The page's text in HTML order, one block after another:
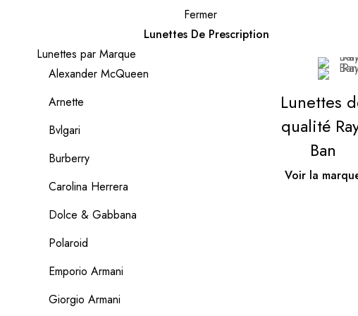
Fermer
Lunettes De Prescription
Lunettes par Marque
Alexander McQueen
Arnette
Bvlgari
Burberry
Carolina Herrera
Dolce & Gabbana
Polaroid
Emporio Armani
Giorgio Armani
Lunettes
qualité
Ban
Voir la